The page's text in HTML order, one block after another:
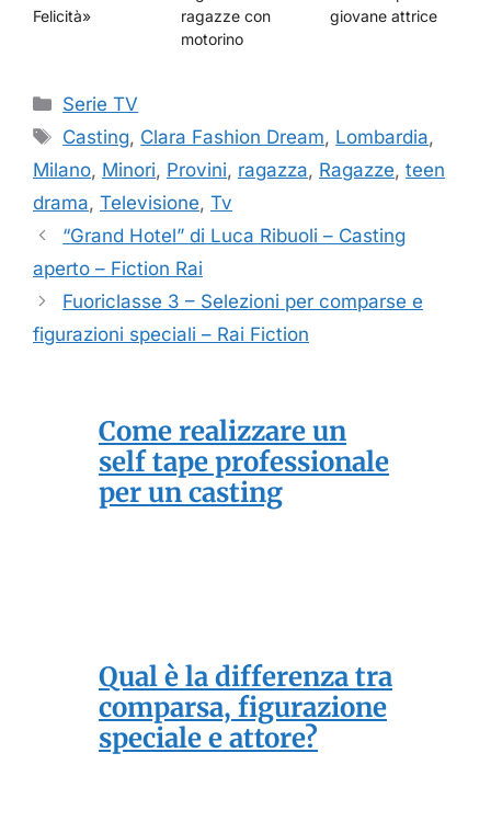
Felicità»
ragazze con
motorino
giovane attrice
Categorie
Serie TV
Tag
Casting, Clara Fashion Dream, Lombardia,
Milano, Minori, Provini, ragazza, Ragazze, teen
drama, Televisione, Tv
“Grand Hotel” di Luca Ribuoli – Casting
aperto – Fiction Rai
Fuoriclasse 3 – Selezioni per comparse e
figurazioni speciali – Rai Fiction
Come realizzare un
self tape professionale
per un casting
Qual è la differenza tra
comparsa, figurazione
speciale e attore?